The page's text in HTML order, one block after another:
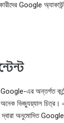
Google
এর অন্তর্গত
ভিজ্যুয়্যাল চিত্র।
দ্বারা অনুমোদিত